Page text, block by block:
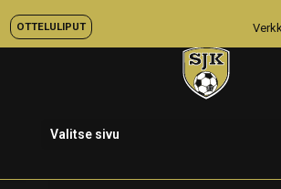
OTTELULIPUT
Valitse sivu